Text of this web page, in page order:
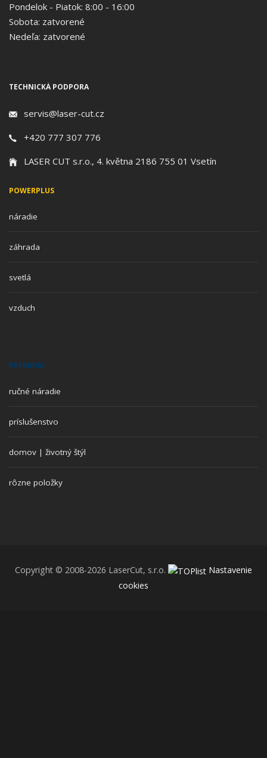
Pondelok - Piatok: 8:00 - 16:00
Sobota: zatvorené
Nedeľa: zatvorené
TECHNICKÁ PODPORA
servis@laser-cut.cz
+420 777 307 776
LASER CUT s.r.o., 4. května 2186 755 01 Vsetín
POWERPLUS
náradie
záhrada
svetlá
vzduch
PREMION
ručné náradie
príslušenstvo
domov | životný štýl
rôzne položky
Copyright © 2008-2026 LaserCut, s.r.o.
Nastavenie
cookies